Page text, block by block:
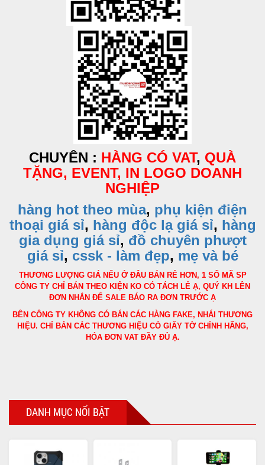
CHUYÊN : HÀNG CÓ VAT, QUÀ
TẶNG, EVENT, IN LOGO DOANH
NGHIỆP
hàng hot theo mùa, phụ kiện điện
thoại giá sỉ, hàng độc lạ giá sỉ, hàng
gia dụng giá sỉ, đồ chuyên phượt
giá sỉ, cssk - làm đẹp, mẹ và bé
THƯƠNG LƯỢNG GIÁ NẾU Ở ĐÂU BÁN RẺ HƠN, 1 SỐ MÃ SP
CÔNG TY CHỈ BÁN THEO KIỆN KO CÓ TÁCH LẺ Ạ, QUÝ KH LÊN
ĐƠN NHẮN ĐỂ SALE BÁO RA ĐƠN TRƯỚC Ạ
BÊN CÔNG TY KHÔNG CÓ BÁN CÁC HÀNG FAKE, NHÁI THƯƠNG
HIỆU. CHỈ BÁN CÁC THƯƠNG HIỆU CÓ GIẤY TỜ CHÍNH HÃNG,
HÓA ĐƠN VAT ĐẦY ĐỦ Ạ.
DANH MỤC NỔI BẬT